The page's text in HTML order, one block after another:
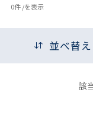
0件 /を表示
並べ替え
該